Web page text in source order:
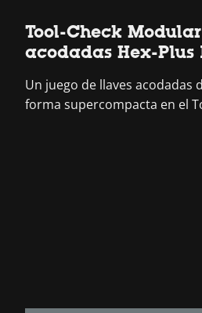
Tool-Check
acodadas Hex-Plus
Un juego de llaves acodadas
forma supercompacta en el